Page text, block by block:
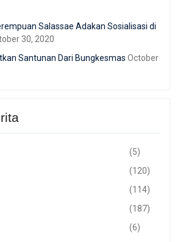
Salassae Adakan Sosialisasi di
30, 2020
Santunan Dari Bungkesmas October
(5)
(120)
(114)
(187)
(6)